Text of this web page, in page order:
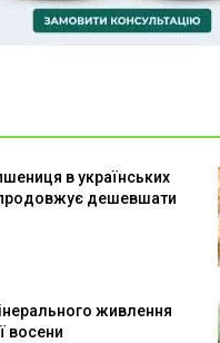
в українських
дешевшати
живлення
восени